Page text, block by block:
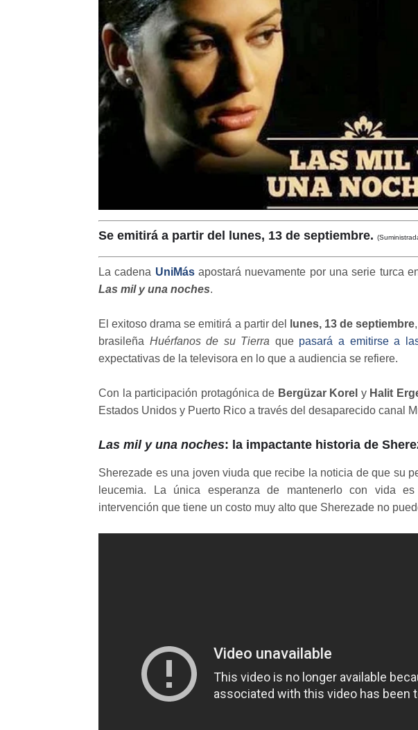
Se emitirá a partir del lunes, 13 de septiembre.
La cadena UniMásapostará nuevamente por una serie turca
Las mil y una noches.
El exitoso drama se emitirá a partir del lunes, 13 de septiembre
brasileña Huérfanos de su Tierra que pasará a emitirse a
expectativas de la televisora en lo que a audiencia se refiere.
Con la participación protagónica de Bergüzar Korel y Halit
Estados Unidos y Puerto Rico a través del desaparecido canal
Las mil y una noches: la impactante historia de
Sherezade es una joven viuda que recibe la noticia de que su
leucemia. La única esperanza de mantenerlo con vida
intervención que tiene un costo muy alto que Sherezade no